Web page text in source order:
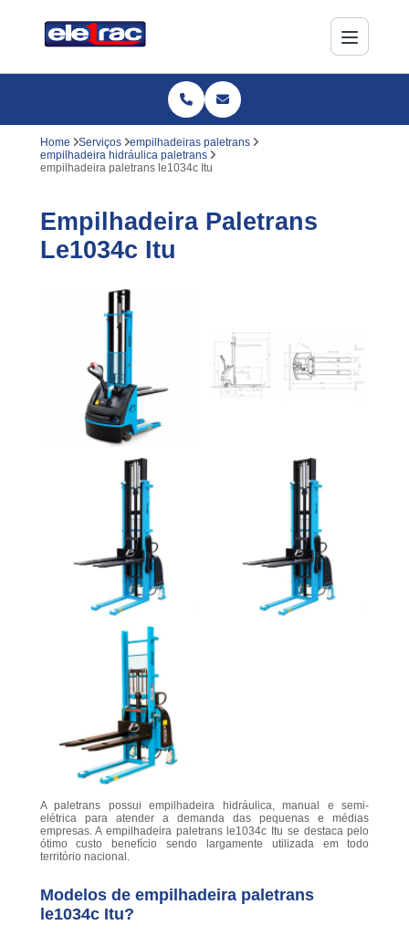
Home Serviços
empilhadeiras paletrans
empilhadeira hidráulica paletrans
empilhadeira paletrans le1034c Itu
Empilhadeira Paletrans
Le1034c Itu
A paletrans possui empilhadeira hidráulica, manual e semi-
elétrica para atender a demanda das pequenas e médias
empresas. A empilhadeira paletrans le1034c Itu se destaca pelo
ótimo custo benefício sendo largamente utilizada em todo
território nacional.
Modelos de empilhadeira paletrans
le1034c Itu?